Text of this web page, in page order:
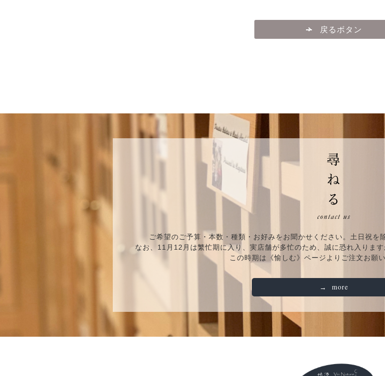
戻るボタン
ご希望のご予算・本数・種類・お好みをお聞かせください。土日祝を
なお、11月12月は繁忙期に入り、実店舗が多忙のため、誠に恐れ入りま
この時期は《愉しむ》ページよりご注文お願
more